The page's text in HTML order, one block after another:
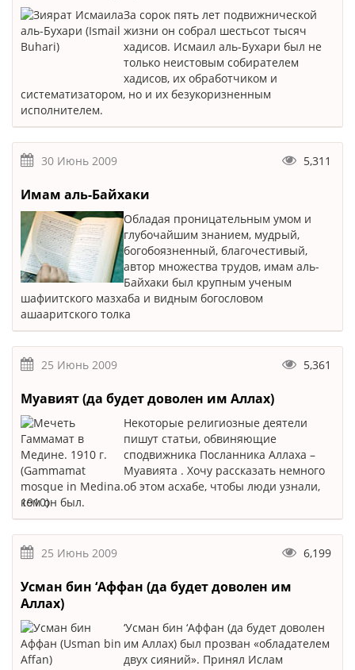
За сорок пять лет подвижнической
жизни он собрал шестьсот тысяч
хадисов. Исмаил аль-Бухари был не
только неистовым собирателем
хадисов, их обработчиком и
систематизатором, но и их безукоризненным
исполнителем.
30 Июнь 2009 5,311
Имам аль-Байхаки
Обладая проницательным умом и
глубочайшим знанием, мудрый,
богобоязненный, благочестивый,
автор множества трудов, имам аль-
Байхаки был крупным ученым
шафиитского мазхаба и видным богословом
ашааритского толка
25 Июнь 2009 5,361
Муавият (да будет доволен им Аллах)
Некоторые религиозные деятели
пишут статьи, обвиняющие
сподвижника Посланника Аллаха –
Муавията . Хочу рассказать немного
об этом асхабе, чтобы люди узнали,
кем он был.
25 Июнь 2009 6,199
Усман бин ‘Аффан (да будет доволен им
Аллах)
‘Усман бин ‘Аффан (да будет доволен
им Аллах) был прозван «обладателем
двух сияний». Принял Ислам